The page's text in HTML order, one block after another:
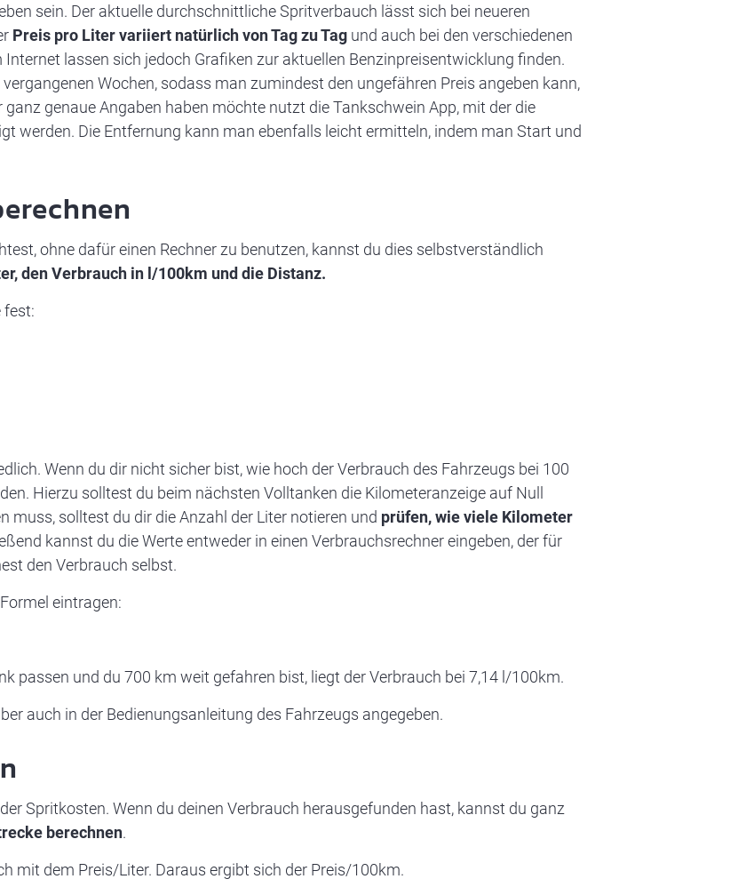
sein. Der aktuelle durchschnittliche Spritverbauch lässt sich bei neueren
Preis pro Liter variiert natürlich von Tag zu Tag und auch bei den verschiedenen
lassen sich jedoch Grafiken zur aktuellen Benzinpreisentwicklung finden.
Wochen, sodass man zumindest den ungefähren Preis angeben kann,
genaue Angaben haben möchte nutzt die Tankschwein App, mit der die
werden. Die Entfernung kann man ebenfalls leicht ermitteln, indem man Start und
ohne dafür einen Rechner zu benutzen, kannst du dies selbstverständlich
den Verbrauch in l/100km und die Distanz.
fest:
Wenn du dir nicht sicher bist, wie hoch der Verbrauch des Fahrzeugs bei 100
Hierzu solltest du beim nächsten Volltanken die Kilometeranzeige auf Null
muss, solltest du dir die Anzahl der Liter notieren und prüfen, wie viele Kilometer
kannst du die Werte entweder in einen Verbrauchsrechner eingeben, der für
den Verbrauch selbst.
eintragen:
passen und du 700 km weit gefahren bist, liegt der Verbrauch bei 7,14 l/100km.
auch in der Bedienungsanleitung des Fahrzeugs angegeben.
Spritkosten. Wenn du deinen Verbrauch herausgefunden hast, kannst du ganz
berechnen.
mit dem Preis/Liter. Daraus ergibt sich der Preis/100km.